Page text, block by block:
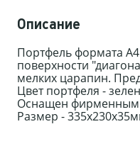
Описание
Портфель формата А4
поверхности
мелких царапин.
Цвет портфеля -
Оснащен фирменным
Размер -